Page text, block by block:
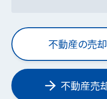
不動産の売
不動産売